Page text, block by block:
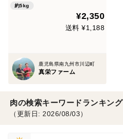
約5kg
¥2,350
送料 ¥1,188
鹿児島県南九州市川辺町
真栄ファーム
肉の検索キーワードランキング
（更新日: 2026/08/03）